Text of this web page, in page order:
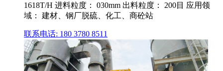
1618T/H 进料粒度： 030mm 出料粒度： 200目 应用领
域： 建材、钢厂脱硫、化工、商砼站
联系电话: 180 3780 8511